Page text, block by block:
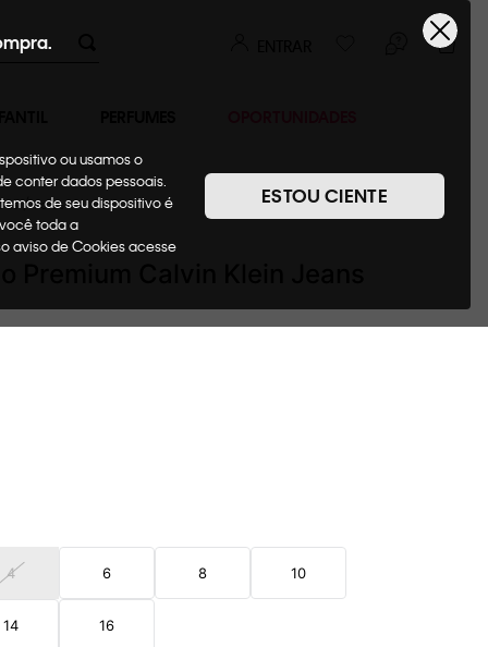
ou usamos o
conter dados pessoais.
de seu dispositivo é
toda a
aviso de Cookies acesse
ESTOU CIENTE
Polos
4 6 8 10
14 16